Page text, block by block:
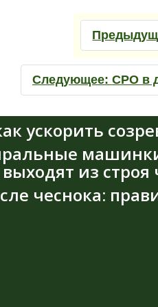
Следующее: СРО в
ускорить
из строя
чеснока: